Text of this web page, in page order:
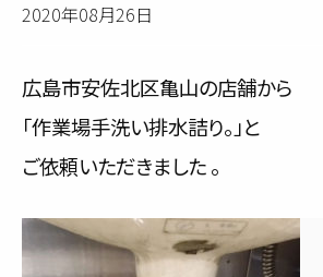
サービス内容と料金事例
料金一覧
対応事例
2020年08月26日
広島市安佐北区亀山の店舗から
「作業場手洗い排水詰り。」と
ご依頼いただきました 。